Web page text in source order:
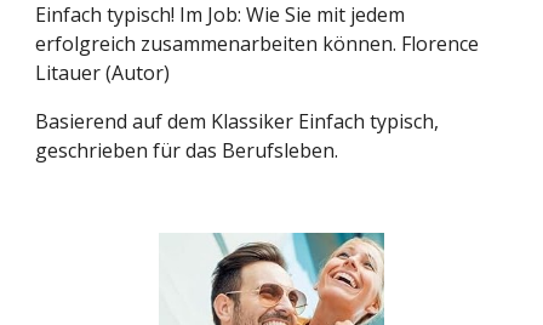
Einfach typisch! Im Job: Wie Sie mit jedem
erfolgreich zusammenarbeiten können. Florence
Litauer (Autor)
Basierend auf dem Klassiker Einfach typisch,
geschrieben für das Berufsleben.